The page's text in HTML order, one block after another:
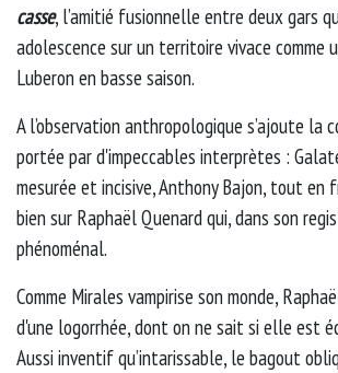
casse, l’amitié fusionnelle entre deux gars
adolescence sur un territoire vivace comme
Luberon en basse saison.
A l’observation anthropologique s’ajoute la
portée par d'impeccables interprètes :
mesurée et incisive, Anthony Bajon, tout
bien sur Raphaël Quenard qui, dans son
phénoménal.
Comme Mirales vampirise son monde,
d'une logorrhée, dont on ne sait si elle est
Aussi inventif qu’intarissable, le bagout